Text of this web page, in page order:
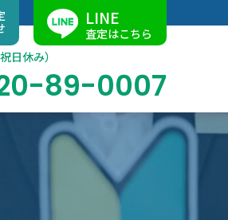
掛軸買取
店舗での買取
名古屋店
求人情報
LINE
査定はこちら
日休み）
89-0007